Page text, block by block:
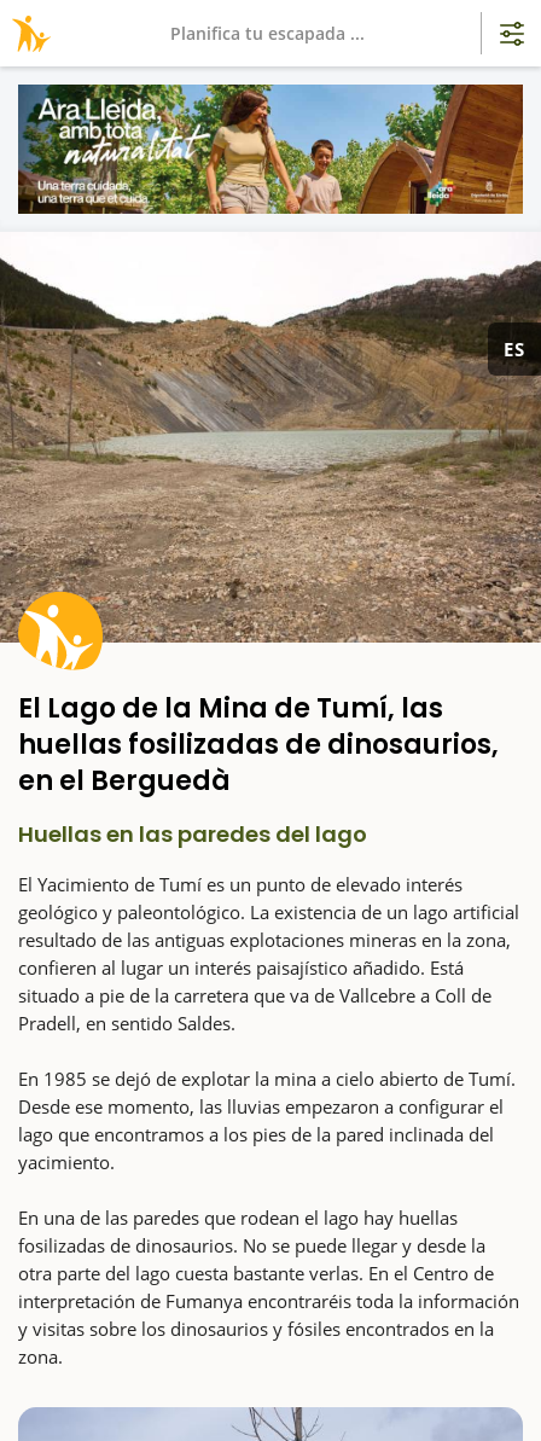
ES
El Lago de la Mina de Tumí, las
huellas fosilizadas de dinosaurios,
en el Berguedà
Huellas en las paredes del lago
El Yacimiento de Tumí es un punto de elevado interés
geológico y paleontológico. La existencia de un lago artificial
resultado de las antiguas explotaciones mineras en la zona,
confieren al lugar un interés paisajístico añadido. Está
situado a pie de la carretera que va de Vallcebre a Coll de
Pradell, en sentido Saldes.
En 1985 se dejó de explotar la mina a cielo abierto de Tumí.
Desde ese momento, las lluvias empezaron a configurar el
lago que encontramos a los pies de la pared inclinada del
yacimiento.
En una de las paredes que rodean el lago hay huellas
fosilizadas de dinosaurios. No se puede llegar y desde la
otra parte del lago cuesta bastante verlas. En el Centro de
interpretación de Fumanya encontraréis toda la información
y visitas sobre los dinosaurios y fósiles encontrados en la
zona.
Planifica tu escapada ...